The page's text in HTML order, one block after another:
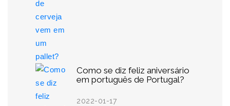
Como se diz feliz aniversário
em português de Portugal?
2022-01-17